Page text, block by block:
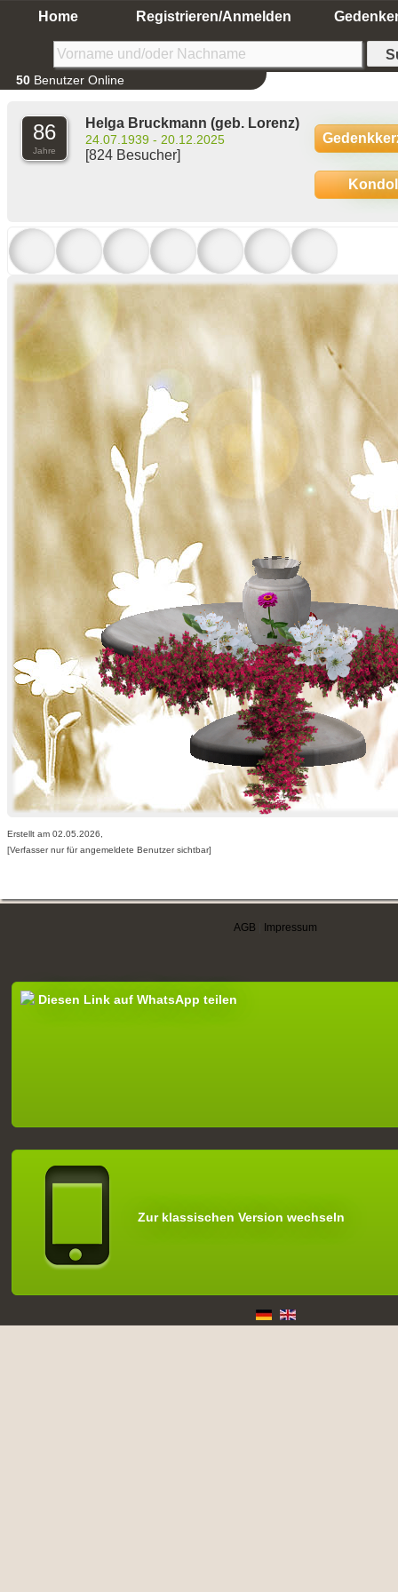
Home Registrieren/Anmelden
50 Benutzer Online
86
Jahre
Helga Bruckmann (geb. Lorenz)
24.07.1939 - 20.12.2025
[824 Besucher]
Erstellt am 02.05.2026,
[Verfasser nur für angemeldete Benutzer sichtbar]
AGB Impressum
Diesen Link auf WhatsApp teilen
Zur klassischen Version wechseln